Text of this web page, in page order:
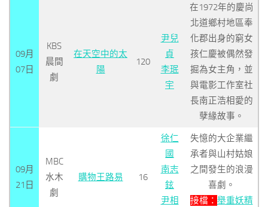
09月
07日
KBS
晨間
劇
在天空中的太
陽
120
尹兒
貞
李珉
宇
在1972年的慶尚
北道鄉村地區奉
化郡出身的窮女
孩仁慶被偶然發
掘為女主角，並
與電影工作室社
長南正浩相愛的
孽緣故事。
09月
21日
MBC
水木
劇
購物王路易 16
徐仁
國
南志
鉉
尹相
失憶的大企業繼
承者與山村姑娘
之間發生的浪漫
喜劇。
接檔： 舉重妖精